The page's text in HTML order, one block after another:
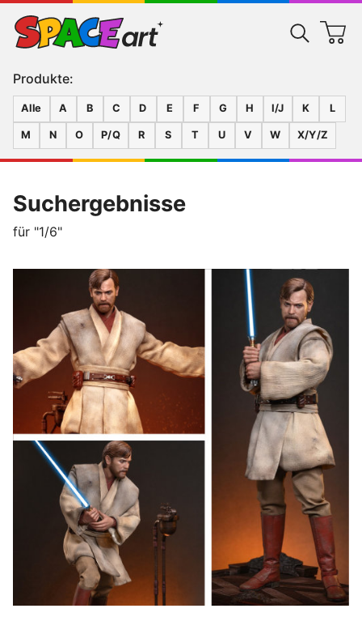
Produkte:
Alle A B C D E F G H I/J K L
M N O P/Q R S T U V W X/Y/Z
Suchergebnisse
für "1/6"